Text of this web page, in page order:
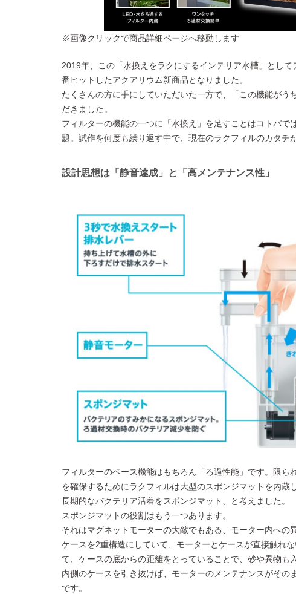
※画像クリックで商品詳細ページへ移動します
2019年、この「水換えをラクにするインテリア水槽」とし
番ヒットしたアクアリウム新商品となりました。
たくさんの方に手にしていただいた一方で、「この機能が
だきました。
フィルターの機能の一つに「水換え」を足すことはコトバ
題。試作を何度も繰り返す中で、現在のラクフィルのカタチ
設計思想は「静音達成」と「高メンテナンス性」
フィルターのベース機能はもちろん「ろ過性能」です。限
を確保するためにラクフィルは大型のスポンジマットを内蔵
長期的なバクテリア活着をスポンジマット、と考えました。
スポンジマットの役割はもう一つあります。
それはマグネットモーターの大敵でもある、モーター内へ
ケースを2重構造にしていて、モーターとケースが直接触れ
て、ケースの底からの距離をとっていることで、砂や異物も
内側のケースを引き抜けば、モーターのメンテナンスがその
です。